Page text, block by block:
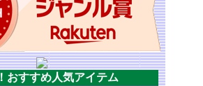
おすすめ人気アイテム